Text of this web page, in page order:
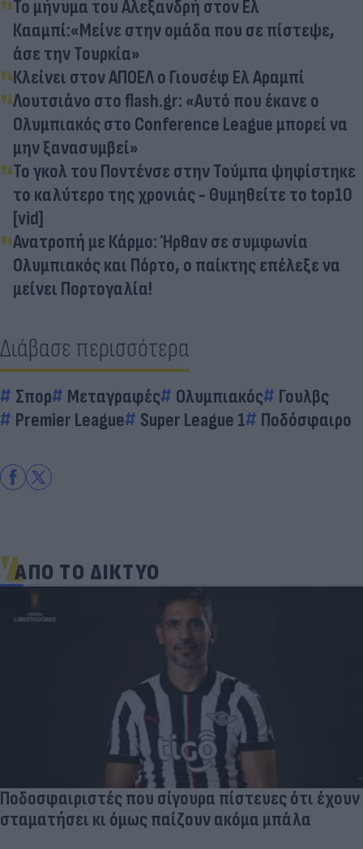
Το μήνυμα του Αλεξανδρή στον Ελ
Κααμπί:«Μείνε στην ομάδα που σε πίστεψε,
άσε την Τουρκία»
Κλείνει στον ΑΠΟΕΛ ο Γιουσέφ Ελ Αραμπί
Λουτσιάνο στο flash.gr: «Αυτό που έκανε ο
Ολυμπιακός στο Conference League μπορεί να
μην ξανασυμβεί»
Το γκολ του Ποντένσε στην Τούμπα ψηφίστηκε
το καλύτερο της χρονιάς - Θυμηθείτε το top10
[vid]
Ανατροπή με Κάρμο: Ήρθαν σε συμφωνία
Ολυμπιακός και Πόρτο, ο παίκτης επέλεξε να
μείνει Πορτογαλία!
Διάβασε περισσότερα
Σπορ Μεταγραφές Ολυμπιακός
Γουλβς
Premier League
Super League 1 Ποδόσφαιρο
ΑΠΟ ΤΟ ΔΙΚΤΥΟ
Ποδοσφαιριστές που σίγουρα πίστευες ότι έχουν
σταματήσει κι όμως παίζουν ακόμα μπάλα